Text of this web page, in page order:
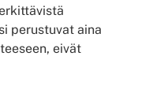
perustuvat aina
eivät